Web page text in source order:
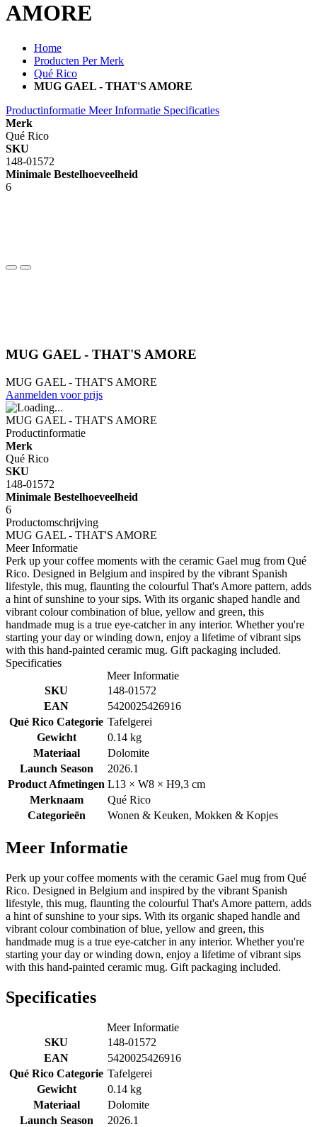
AMORE
Home
Producten Per Merk
Qué Rico
MUG GAEL - THAT'S AMORE
Productinformatie Meer Informatie Specificaties
Merk
Qué Rico
SKU
148-01572
Minimale Bestelhoeveelheid
6
MUG GAEL - THAT'S AMORE
MUG GAEL - THAT'S AMORE
Aanmelden voor prijs
MUG GAEL - THAT'S AMORE
Productinformatie
Merk
Qué Rico
SKU
148-01572
Minimale Bestelhoeveelheid
6
Productomschrijving
MUG GAEL - THAT'S AMORE
Meer Informatie
Perk up your coffee moments with the ceramic Gael mug from Qué
Rico. Designed in Belgium and inspired by the vibrant Spanish
lifestyle, this mug, flaunting the colourful That's Amore pattern, adds
a hint of sunshine to your sips. With its organic shaped handle and
vibrant colour combination of blue, yellow and green, this
handmade mug is a true eye-catcher in any interior. Whether you're
starting your day or winding down, enjoy a lifetime of vibrant sips
with this hand-painted ceramic mug. Gift packaging included.
Specificaties
Meer Informatie
SKU
148-01572
EAN
5420025426916
Qué Rico Categorie Tafelgerei
Gewicht
0.14 kg
Materiaal
Dolomite
Launch Season
2026.1
Product Afmetingen L13 × W8 × H9,3 cm
Merknaam
Qué Rico
Categorieën
Wonen & Keuken, Mokken & Kopjes
Meer Informatie
Perk up your coffee moments with the ceramic Gael mug from Qué
Rico. Designed in Belgium and inspired by the vibrant Spanish
lifestyle, this mug, flaunting the colourful That's Amore pattern, adds
a hint of sunshine to your sips. With its organic shaped handle and
vibrant colour combination of blue, yellow and green, this
handmade mug is a true eye-catcher in any interior. Whether you're
starting your day or winding down, enjoy a lifetime of vibrant sips
with this hand-painted ceramic mug. Gift packaging included.
Specificaties
Meer Informatie
SKU
148-01572
EAN
5420025426916
Qué Rico Categorie Tafelgerei
Gewicht
0.14 kg
Materiaal
Dolomite
Launch Season
2026.1